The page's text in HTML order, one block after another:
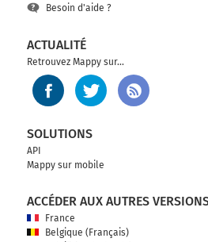
Besoin d'aide ?
ACTUALITÉ
Retrouvez Mappy sur...
SOLUTIONS
API
Mappy sur mobile
ACCÉDER AUX AUTRES
France
Belgique (Français)